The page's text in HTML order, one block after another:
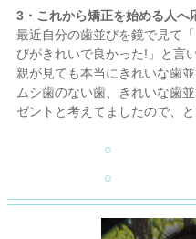
3・これから矯正を始める人へ
最近自分の歯並びを鏡で見て
びがきれいで良かった!」と言い
親が見ても本当にきれいな歯並
ムシ歯のない歯、きれいな歯
ゼントと考えてましたので、